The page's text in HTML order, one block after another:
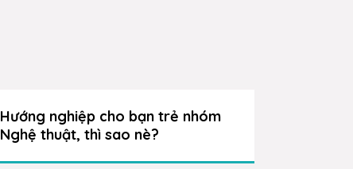
Hướng nghiệp cho bạn trẻ nhóm
Nghệ thuật, thì sao nè?